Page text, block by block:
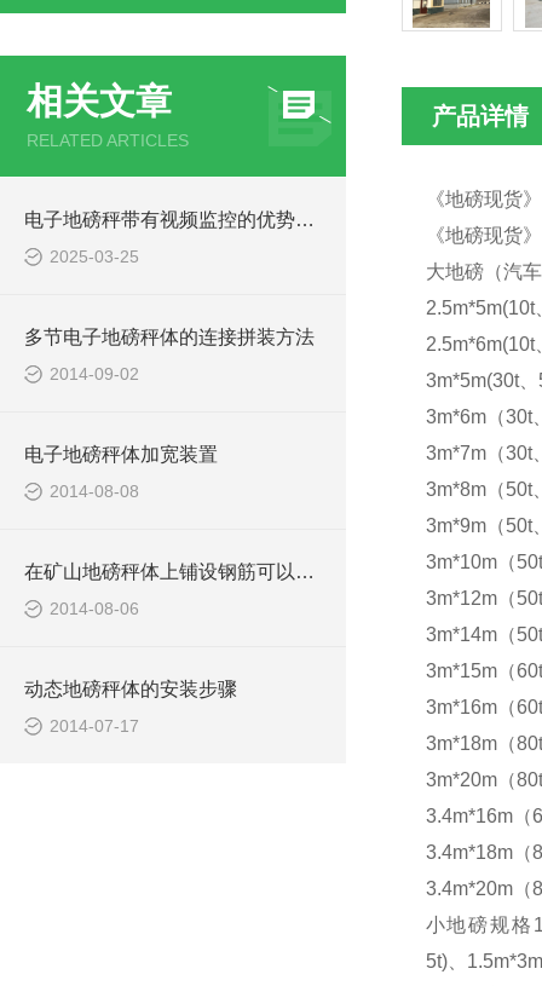
相关文章
RELATED ARTICLES
电子地磅秤带有视频监控的优势和重要性
2025-03-25
多节电子地磅秤体的连接拼装方法
2014-09-02
电子地磅秤体加宽装置
2014-08-08
在矿山地磅秤体上铺设钢筋可以防滑
2014-08-06
动态地磅秤体的安装步骤
2014-07-17
产品详情
《地磅现货
《地磅现货
大地磅（汽
2.5m*5m(10t
2.5m*6m(10t
3m*5m(30t、
3m*6m（30t
3m*7m（30t
3m*8m（50t
3m*9m（50t
3m*10m（
3m*12m（
3m*14m（
3m*15m（
3m*16m（
3m*18m（
3m*20m（
3.4m*16m（
3.4m*18m（
3.4m*20m（
小地磅规格
5t)、